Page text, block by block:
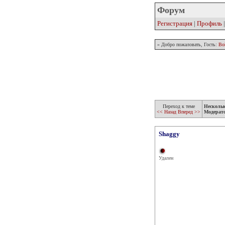
Форум
Регистрация | Профиль |
» Добро пожаловать, Гость:
Переход к теме
<< Назад Вперед >>
Shaggy
Удален